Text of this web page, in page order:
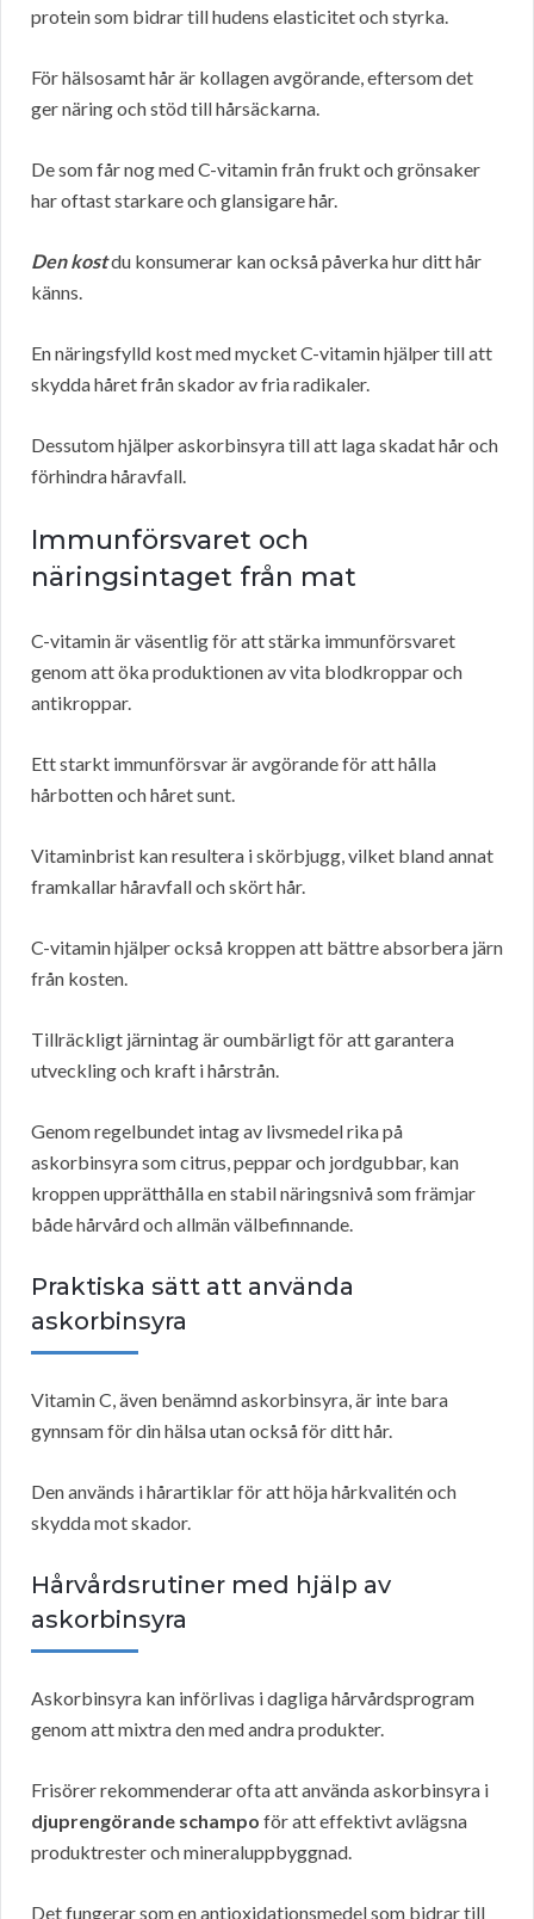
protein som bidrar till hudens elasticitet och styrka.
För hälsosamt hår är kollagen avgörande, eftersom det
ger näring och stöd till hårsäckarna.
De som får nog med C-vitamin från frukt och grönsaker
har oftast starkare och glansigare hår.
Den kostdu konsumerar kan också påverka hur ditt hår
känns.
En näringsfylld kost med mycket C-vitamin hjälper till att
skydda håret från skador av fria radikaler.
Dessutom hjälper askorbinsyra till att laga skadat hår och
förhindra håravfall.
Immunförsvaret och
näringsintaget från mat
C-vitamin är väsentlig för att stärka immunförsvaret
genom att öka produktionen av vita blodkroppar och
antikroppar.
Ett starkt immunförsvar är avgörande för att hålla
hårbotten och håret sunt.
Vitaminbrist kan resultera i skörbjugg, vilket bland annat
framkallar håravfall och skört hår.
C-vitamin hjälper också kroppen att bättre absorbera järn
från kosten.
Tillräckligt järnintag är oumbärligt för att garantera
utveckling och kraft i hårstrån.
Genom regelbundet intag av livsmedel rika på
askorbinsyra som citrus, peppar och jordgubbar, kan
kroppen upprätthålla en stabil näringsnivå som främjar
både hårvård och allmän välbefinnande.
Praktiska sätt att använda
askorbinsyra
Vitamin C, även benämnd askorbinsyra, är inte bara
gynnsam för din hälsa utan också för ditt hår.
Den används i hårartiklar för att höja hårkvalitén och
skydda mot skador.
Hårvårdsrutiner med hjälp av
askorbinsyra
Askorbinsyra kan införlivas i dagliga hårvårdsprogram
genom att mixtra den med andra produkter.
Frisörer rekommenderar ofta att använda askorbinsyra i
djuprengörande schampo för att effektivt avlägsna
produktrester och mineraluppbyggnad.
Det fungerar som en antioxidationsmedel som bidrar till